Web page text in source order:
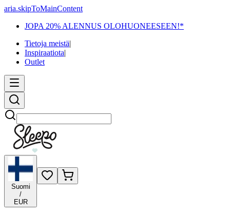
aria.skipToMainContent
JOPA 20% ALENNUS OLOHUONEESEEN!*
Tietoja meistä|
Inspiraatiota|
Outlet
Etsi
Suomi
/
EUR